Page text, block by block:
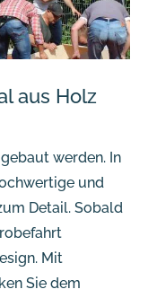
aus Holz
werden. In
und
Detail. Sobald
Mit
Sie dem